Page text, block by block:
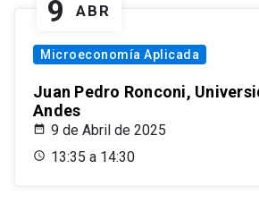
9 ABR
Microeconomía Aplicada
Juan Pedro Ronconi,
Andes
9 de Abril de 2025
13:35 a 14:30